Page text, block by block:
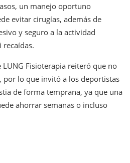
un manejo oportuno
evitar cirugías, además de
y seguro a la actividad
Fisioterapia reiteró que no
lo que invitó a los deportistas
de forma temprana, ya que una
ahorrar semanas o incluso